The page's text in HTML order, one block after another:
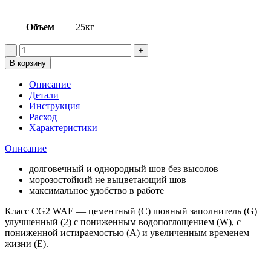
Объем 25кг
Количество
товара
Затирка
для
кирпича
цветная
PERFEKTA
Линкер
Шов,
25
Серебристо-
серый
В корзину
Описание
Детали
Инструкция
Расход
Характеристики
Описание
долговечный и однородный шов без высолов
морозостойкий не выцветающий шов
максимальное удобство в работе
Класс CG2 WAE — цементный (С) шовный заполнитель (G)
улучшенный (2) с пониженным водопоглощением (W), с
пониженной истираемостью (А) и увеличенным временем
жизни (Е).